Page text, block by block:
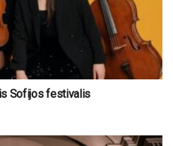
Sofijos festivalis